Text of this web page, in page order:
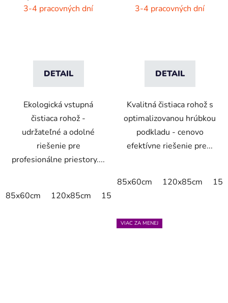
rohož - dýmovo čierna
3-4 pracovných dní
DETAIL
Ekologická vstupná
čistiaca rohož -
udržateľné a odolné
riešenie pre
profesionálne priestory....
85x60cm 120x85cm 150x85cm
interiér/exteriér
3-4 pracovných dní
DETAIL
Kvalitná čistiaca rohož s
optimalizovanou hrúbkou
podkladu - cenovo
efektívne riešenie pre...
85x60cm 120x85cm
VIAC ZA MENEJ